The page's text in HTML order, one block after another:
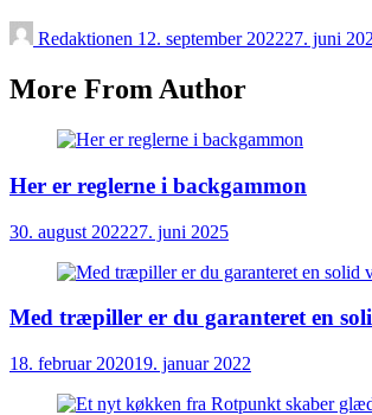
Redaktionen 12. september 202227. juni
More From Author
Her er reglerne i backgammon
30. august 202227. juni 2025
Med træpiller er du garanteret en
18. februar 202019. januar 2022